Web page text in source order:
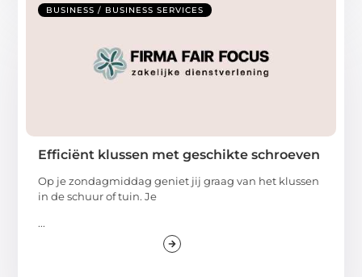
BUSINESS / BUSINESS SERVICES
Efficiënt klussen met geschikte schroeven
Op je zondagmiddag geniet jij graag van het klussen
in de schuur of tuin. Je
...